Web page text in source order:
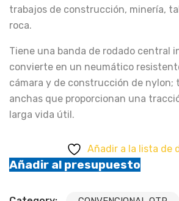
trabajos de construcción, minería,
roca.
Tiene una banda de rodado central
convierte en un neumático
cámara y de construcción de nylon;
anchas que proporcionan una
larga vida útil.
Añadir a la lista de
Añadir al presupuesto